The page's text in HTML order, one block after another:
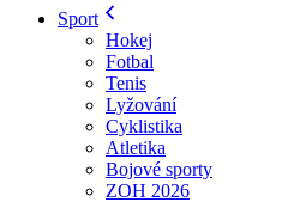
Sport
Hokej
Fotbal
Tenis
Lyžování
Cyklistika
Atletika
Bojové sporty
ZOH 2026